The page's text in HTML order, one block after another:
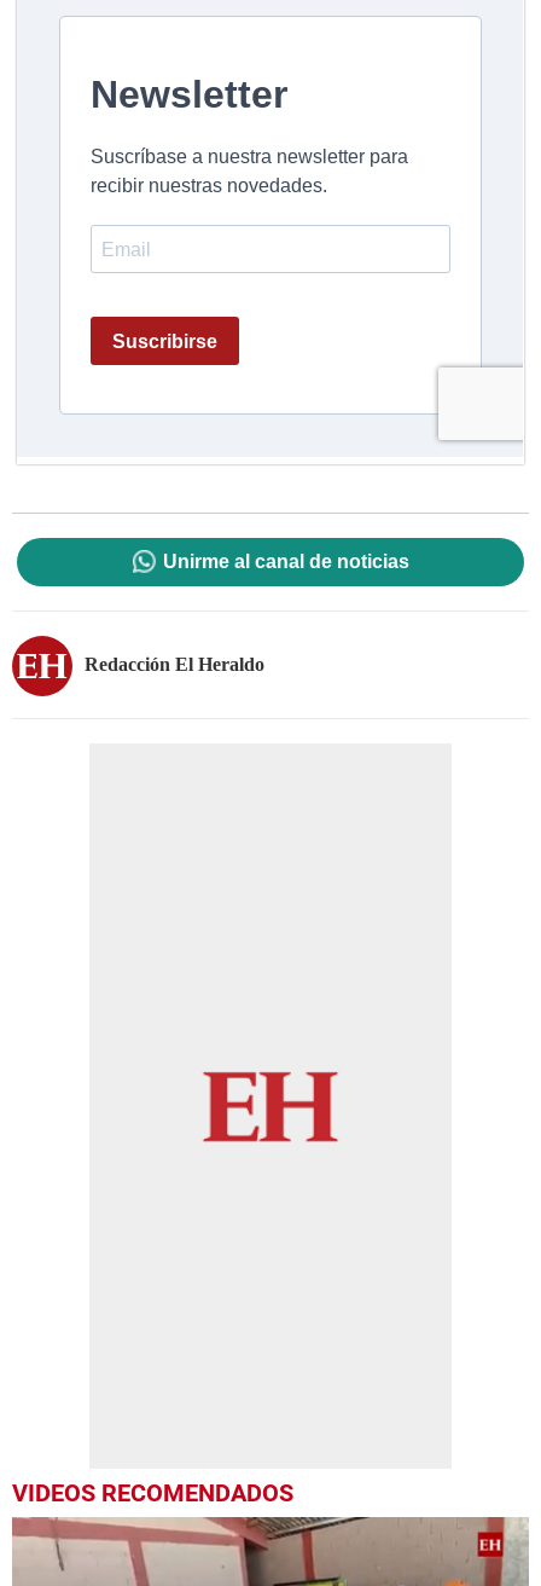
Unirme al canal de noticias
Redacción El Heraldo
VIDEOS RECOMENDADOS